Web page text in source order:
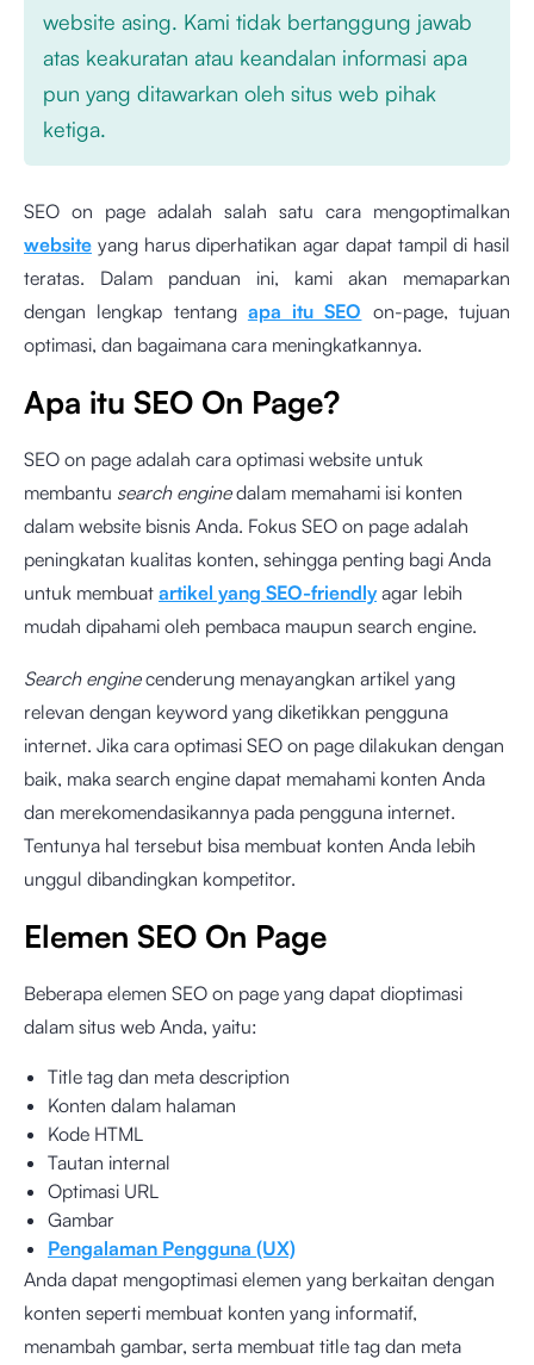
website asing. Kami tidak bertanggung jawab
atas keakuratan atau keandalan informasi apa
pun yang ditawarkan oleh situs web pihak
ketiga.
SEO on page adalah salah satu cara mengoptimalkan
website yang harus diperhatikan agar dapat tampil di hasil
teratas. Dalam panduan ini, kami akan memaparkan
dengan lengkap tentang apa itu SEO on-page, tujuan
optimasi, dan bagaimana cara meningkatkannya.
Apa itu SEO On Page?
SEO on page adalah cara optimasi website untuk
membantu search enginedalam memahami isi konten
dalam website bisnis Anda. Fokus SEO on page adalah
peningkatan kualitas konten, sehingga penting bagi Anda
untuk membuat artikel yang SEO-friendlyagar lebih
mudah dipahami oleh pembaca maupun search engine.
Search enginecenderung menayangkan artikel yang
relevan dengan keyword yang diketikkan pengguna
internet. Jika cara optimasi SEO on page dilakukan dengan
baik, maka search engine dapat memahami konten Anda
dan merekomendasikannya pada pengguna internet.
Tentunya hal tersebut bisa membuat konten Anda lebih
unggul dibandingkan kompetitor.
Elemen SEO On Page
Beberapa elemen SEO on page yang dapat dioptimasi
dalam situs web Anda, yaitu:
Title tag dan meta description
Konten dalam halaman
Kode HTML
Tautan internal
Optimasi URL
Gambar
Pengalaman Pengguna (UX)
Anda dapat mengoptimasi elemen yang berkaitan dengan
konten seperti membuat konten yang informatif,
menambah gambar, serta membuat title tag dan meta